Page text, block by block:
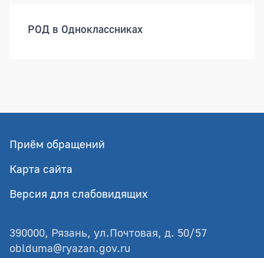
РОД в Одноклассниках
Приём обращений
Карта сайта
Версия для слабовидящих
390000, Рязань, ул.Почтовая, д. 50/57
oblduma@ryazan.gov.ru